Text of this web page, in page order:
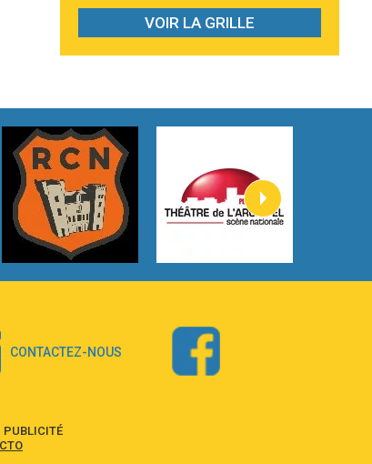
Bruno Mars
Love sensation
Madonna
2:59
Look At My Life
Gracie Abrams
I Knew It, I Knew You
Taylor Swift
How It Was Before
Tom Gregory
Heaven On Your Mind
Hate that i made you love me
VOIR LA GRILLE
CONTACTEZ-NOUS
PUBLICITÉ